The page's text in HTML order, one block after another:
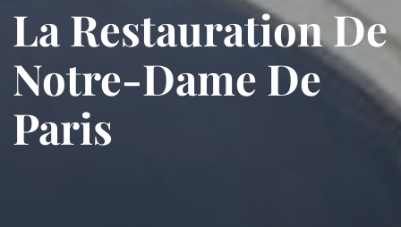
La Restauration De
Notre-Dame De
Paris